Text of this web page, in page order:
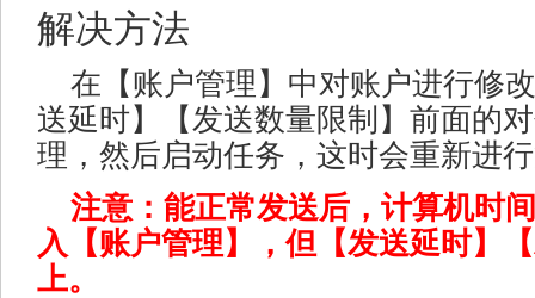
解决方法
在【账户管理】中对账户进行修
送延时】【发送数量限制】前面的
理，然后启动任务，这时会重新进
注意：能正常发送后，计算机时
入【账户管理】，但【发送延时】
上。